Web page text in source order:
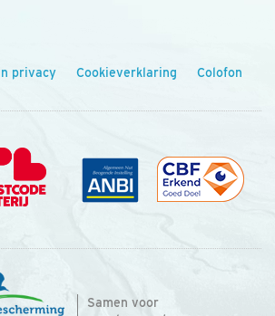
privacy Cookieverklaring Colofon
Samen voor